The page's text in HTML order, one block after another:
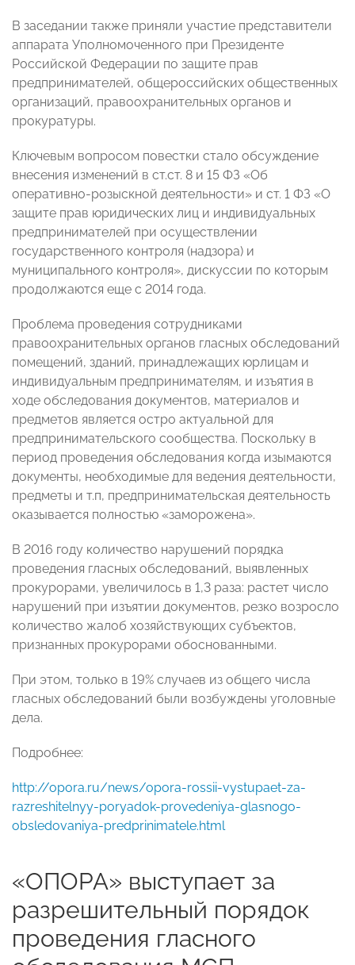
В заседании также приняли участие представители
аппарата Уполномоченного при Президенте
Российской Федерации по защите прав
предпринимателей, общероссийских общественных
организаций, правоохранительных органов и
прокуратуры.
Ключевым вопросом повестки стало обсуждение
внесения изменений в ст.ст. 8 и 15 ФЗ «Об
оперативно-розыскной деятельности» и ст. 1 ФЗ «О
защите прав юридических лиц и индивидуальных
предпринимателей при осуществлении
государственного контроля (надзора) и
муниципального контроля», дискуссии по которым
продолжаются еще с 2014 года.
Проблема проведения сотрудниками
правоохранительных органов гласных обследований
помещений, зданий, принадлежащих юрлицам и
индивидуальным предпринимателям, и изъятия в
ходе обследования документов, материалов и
предметов является остро актуальной для
предпринимательского сообщества. Поскольку в
период проведения обследования когда изымаются
документы, необходимые для ведения деятельности,
предметы и т.п, предпринимательская деятельность
оказывается полностью «заморожена».
В 2016 году количество нарушений порядка
проведения гласных обследований, выявленных
прокурорами, увеличилось в 1,3 раза: растет число
нарушений при изъятии документов, резко возросло
количество жалоб хозяйствующих субъектов,
признанных прокурорами обоснованными.
При этом, только в 19% случаев из общего числа
гласных обследований были возбуждены уголовные
дела.
Подробнее:
http://opora.ru/news/opora-rossii-vystupaet-za-
razreshitelnyy-poryadok-provedeniya-glasnogo-
obsledovaniya-predprinimatele.html
«ОПОРА» выступает за
разрешительный порядок
проведения гласного